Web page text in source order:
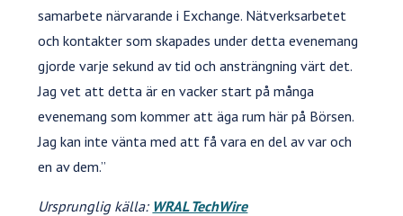
samarbete närvarande i Exchange. Nätverksarbetet
och kontakter som skapades under detta evenemang
gjorde varje sekund av tid och ansträngning värt det.
Jag vet att detta är en vacker start på många
evenemang som kommer att äga rum här på Börsen.
Jag kan inte vänta med att få vara en del av var och
en av dem.”
Ursprunglig källa: WRAL TechWire